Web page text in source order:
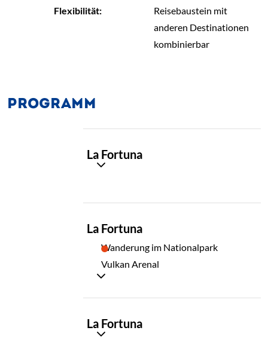
Flexibilität:
Reisebaustein mit
anderen Destinationen
kombinierbar
PROGRAMM
La Fortuna
La Fortuna
Wanderung im Nationalpark
Vulkan Arenal
La Fortuna